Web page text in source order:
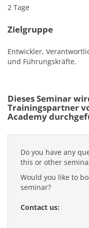
2 Tage
Zielgruppe
Entwickler,
und Führungskräfte.
Dieses Seminar
Trainingspartner
Academy
Do you have any
this or other
Would you like to
seminar?
Contact us: